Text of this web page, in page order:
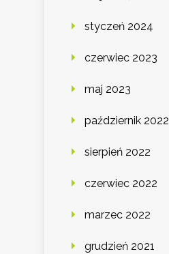
styczeń 2024
czerwiec 2023
maj 2023
październik 2022
sierpień 2022
czerwiec 2022
marzec 2022
grudzień 2021